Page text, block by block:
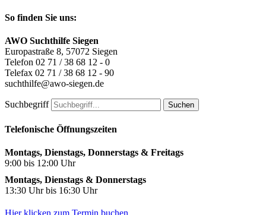
So finden Sie uns:
AWO Suchthilfe Siegen
Europastraße 8, 57072 Siegen
Telefon 02 71 / 38 68 12 - 0
Telefax 02 71 / 38 68 12 - 90
suchthilfe@awo-siegen.de
Suchbegriff Suchen
Telefonische Öffnungszeiten
Montags, Dienstags, Donnerstags & Freitags
9:00 bis 12:00 Uhr
Montags, Dienstags & Donnerstags
13:30 Uhr bis 16:30 Uhr
Hier klicken zum Termin buchen